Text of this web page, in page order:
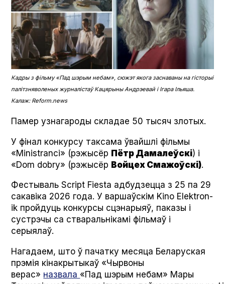
Кадры з фільму «Пад шэрым небам», сюжэт якога заснаваны на гісторыі
палітзняволеных журналістаў Кацярыны Андрэевай і Ігара Ільяша.
Калаж: Reform.news
Памер узнагароды складае 50 тысяч злотых.
У фінал конкурсу таксама ўвайшлі фільмы
«Min­is­tran­ci» (рэжысёр Пётр Дамалеўскі) і
«Dom dobry» (рэжысёр Войцех Смажоўскі).
Фестываль Script Fies­ta адбудзецца з 25 па 29
сакавіка 2026 года. У варшаўскім Kino Elek­tron­
ik пройдуць конкурсы сцэнарыяў, паказы і
сустрэчы са стваральнікамі фільмаў і
серыялаў.
Нагадаем, што ў пачатку месяца Беларуская
прэмія кінакрытыкаў «Чырвоны
верас» назвала «Пад шэрым небам» Мары